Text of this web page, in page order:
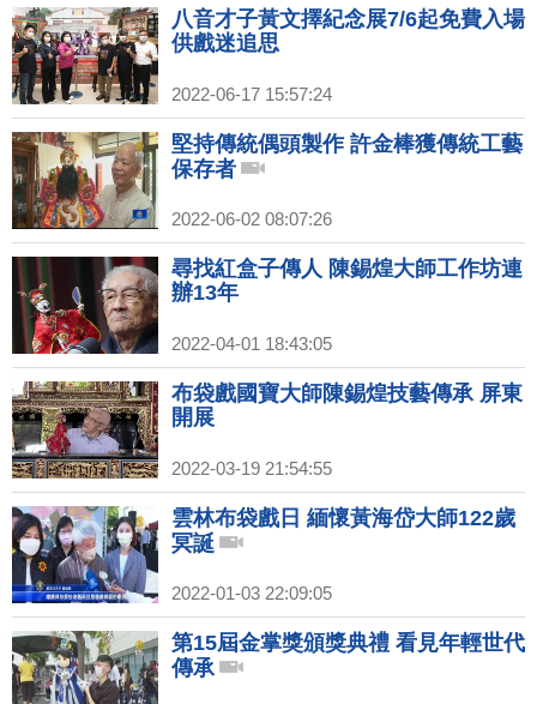
八音才子黃文擇紀念展7/6起免費入場
供戲迷追思
2022-06-17 15:57:24
堅持傳統偶頭製作 許金棒獲傳統工藝
保存者
2022-06-02 08:07:26
尋找紅盒子傳人 陳錫煌大師工作坊連
辦13年
2022-04-01 18:43:05
布袋戲國寶大師陳錫煌技藝傳承 屏東
開展
2022-03-19 21:54:55
雲林布袋戲日 緬懷黃海岱大師122歲
冥誕
2022-01-03 22:09:05
第15屆金掌獎頒獎典禮 看見年輕世代
傳承